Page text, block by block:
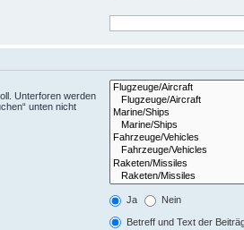
Unterforen werden
unten nicht
Ja Nein
Betreff und Text der